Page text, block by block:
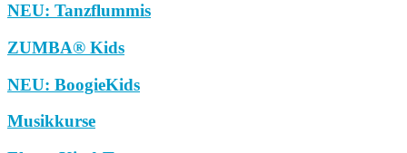
NEU: Tanzflummis
ZUMBA® Kids
NEU: BoogieKids
Musikkurse